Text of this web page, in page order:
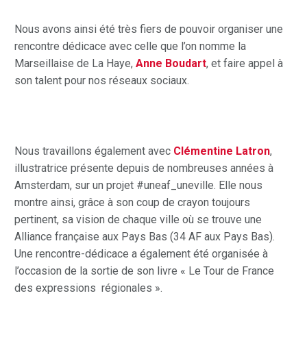
Nous avons ainsi été très fiers de pouvoir organiser une
rencontre dédicace avec celle que l’on nomme la
Marseillaise de La Haye, Anne Boudart, et faire appel à
son talent pour nos réseaux sociaux.
Nous travaillons également avec Clémentine Latron,
illustratrice présente depuis de nombreuses années à
Amsterdam, sur un projet #uneaf_uneville. Elle nous
montre ainsi, grâce à son coup de crayon toujours
pertinent, sa vision de chaque ville où se trouve une
Alliance française aux Pays Bas (34 AF aux Pays Bas).
Une rencontre-dédicace a également été organisée à
l’occasion de la sortie de son livre « Le Tour de France
des expressions régionales ».